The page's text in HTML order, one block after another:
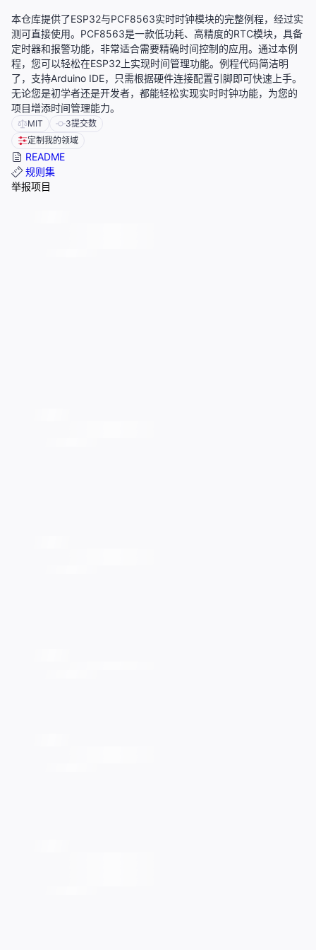
本仓库提供了ESP32与PCF8563实时时钟模块的完整例程，经过实
测可直接使用。PCF8563是一款低功耗、高精度的RTC模块，具备
定时器和报警功能，非常适合需要精确时间控制的应用。通过本例
程，您可以轻松在ESP32上实现时间管理功能。例程代码简洁明
了，支持Arduino IDE，只需根据硬件连接配置引脚即可快速上手。
无论您是初学者还是开发者，都能轻松实现实时时钟功能，为您的
项目增添时间管理能力。
MIT 3提交数
定制我的领域
README
规则集
举报项目